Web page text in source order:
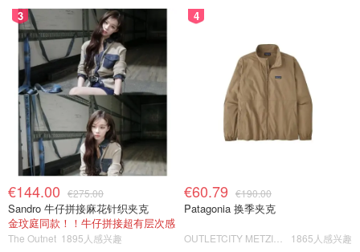
3
€144.00 €275.00
Sandro 牛仔拼接麻花针织夹克
金玟庭同款！！牛仔拼接超有层次感
The Outnet 1895人感兴趣
4
€60.79 €190.00
Patagonia 换季夹克
1865人感兴趣